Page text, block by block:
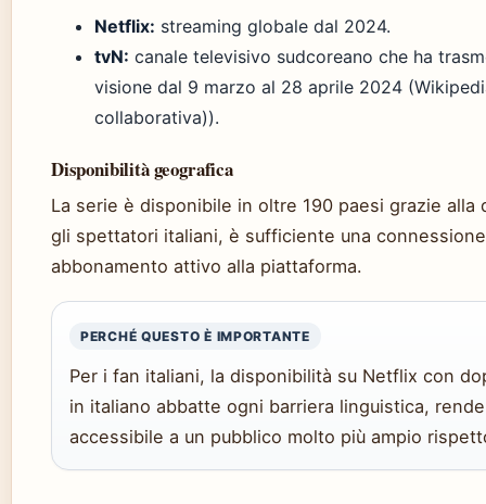
Netflix: streaming globale dal 2024.
tvN: canale televisivo sudcoreano che ha
visione dal 9 marzo al 28 aprile 2024
collaborativa)).
Disponibilità geografica
La serie è disponibile in oltre 190 paesi grazie alla
gli spettatori italiani, è sufficiente una
abbonamento attivo alla piattaforma.
PERCHÉ QUESTO È IMPORTANTE
Per i fan italiani, la disponibilità su Netflix con
in italiano abbatte ogni barriera linguistica,
accessibile a un pubblico molto più ampio